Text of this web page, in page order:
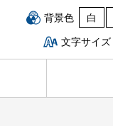
背景色 白
文字サイズ